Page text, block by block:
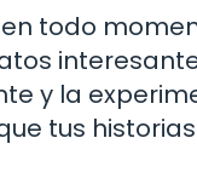
todo
y la
tus